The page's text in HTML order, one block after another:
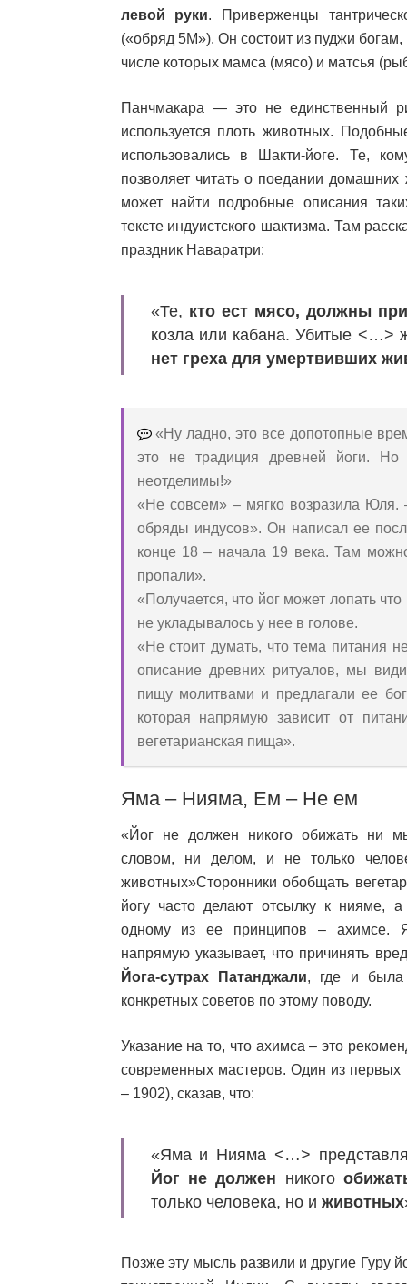
левой руки. Приверженцы
(«обряд 5М»). Он состоит из пуджи
числе которых мамса (мясо) и матсья
Панчмакара — это не единственный
используется плоть животных.
использовались в Шакти-йоге. Те,
позволяет читать о поедании домашних
может найти подробные описания
тексте индуистского шактизма. Там
праздник Наваратри:
«Те, кто ест мясо, должны
козла или кабана. Убитые <…>
нет греха для умертвивших
«Ну ладно, это все допотопные
это не традиция древней йоги. Но
неотделимы!»
«Не совсем» – мягко возразила
обряды индусов». Он написал ее
конце 18 – начала 19 века. Там
пропали».
«Получается, что йог может лопать
не укладывалось у нее в голове.
«Не стоит думать, что тема питания
описание древних ритуалов, мы
пищу молитвами и предлагали ее
которая напрямую зависит от
вегетарианская пища».
Яма – Нияма, Ем – Не ем
«Йог не должен никого обижать ни
словом, ни делом, и не только
животных»Сторонники обобщать
йогу часто делают отсылку к нияме, а
одному из ее принципов – ахимсе.
напрямую указывает, что причинять
Йога-сутрах Патанджали, где и была
конкретных советов по этому поводу.
Указание на то, что ахимса – это
современных мастеров. Один из первых
– 1902), сказав, что:
«Яма и Нияма <…>
Йог не должен никого
только человека, но и животных
Позже эту мысль развили и другие Гуру